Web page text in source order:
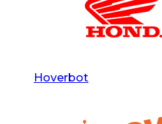
Hoverbot